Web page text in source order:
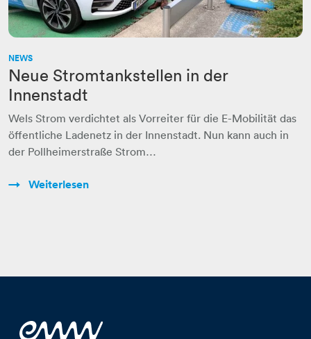
NEWS
Neue Stromtankstellen in der
Innenstadt
Wels Strom verdichtet als Vorreiter für die E-Mobilität das
öffentliche Ladenetz in der Innenstadt. Nun kann auch in
der Pollheimerstraße Strom…
Weiterlesen